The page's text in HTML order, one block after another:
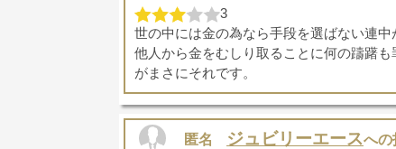
3
世の中には金の為なら手段を選ばない連中
他人から金をむしり取ることに何の躊躇
がまさにそれです。
匿名 ジュビリーエースへの